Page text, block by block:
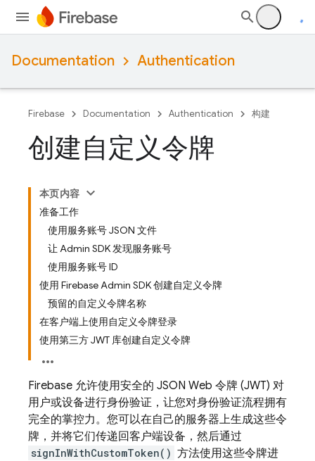
Documentation Authentication
Firebase Documentation Authentication 构建
创建自定义令牌
本页内容
准备工作
使用服务账号 JSON 文件
让 Admin SDK 发现服务账号
使用服务账号 ID
使用 Firebase Admin SDK 创建自定义令牌
预留的自定义令牌名称
在客户端上使用自定义令牌登录
使用第三方 JWT 库创建自定义令牌
Firebase 允许使用安全的 JSON Web 令牌 (JWT) 对
用户或设备进行身份验证，让您对身份验证流程拥有
完全的掌控力。您可以在自己的服务器上生成这些令
牌，并将它们传递回客户端设备，然后通过
signInWithCustomToken() 方法使用这些令牌进